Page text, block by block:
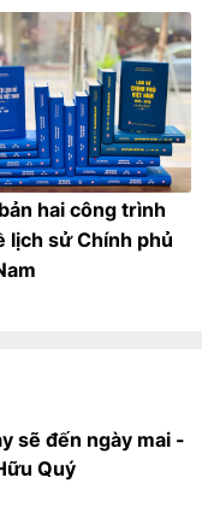
hai công trình
lịch sử Chính phủ
sẽ đến ngày mai -
Quý